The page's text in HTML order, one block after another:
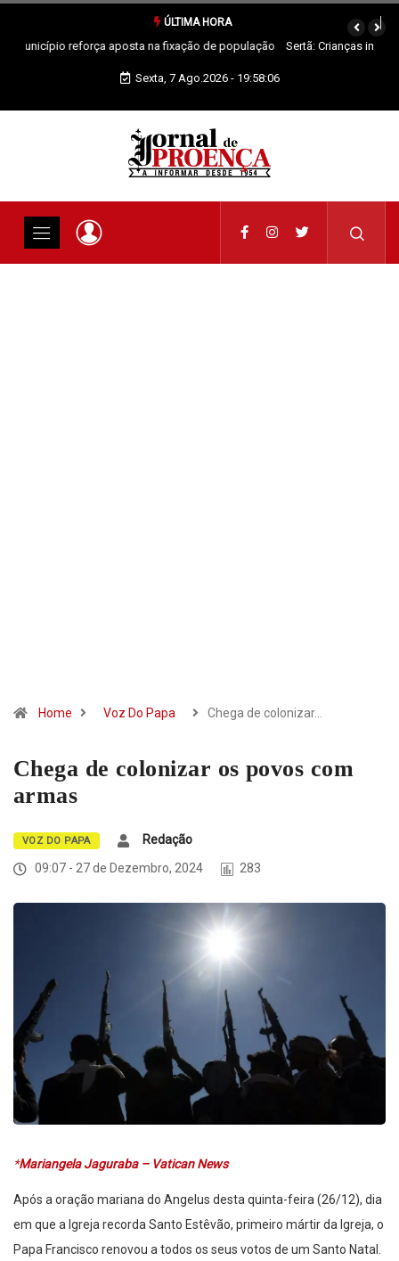
ÚLTIMA HORA
Sertã: Crianças imaginam o futuro da praia fluvial em exposição
Sexta, 7 Ago.2026 - 19:58:06
Home Voz Do Papa Chega de colonizar…
Chega de colonizar os povos com
armas
VOZ DO PAPA
Redação
09:07 - 27 de Dezembro, 2024
283
*Mariangela Jaguraba – Vatican News
Após a oração mariana do Angelus desta quinta-feira (26/12), dia
em que a Igreja recorda Santo Estêvão, primeiro mártir da Igreja, o
Papa Francisco renovou a todos os seus votos de um Santo Natal.